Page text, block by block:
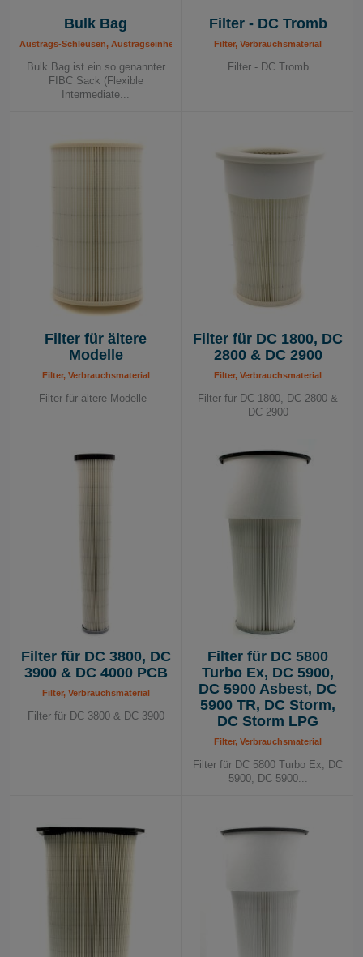
Bulk Bag
Austrags-Schleusen, Austragseinheiten, Plastiksäcke, Verbrauchsmaterial
Bulk Bag ist ein so genannter
FIBC Sack (Flexible
Intermediate...
Filter - DC Tromb
Filter, Verbrauchsmaterial
Filter - DC Tromb
Filter für ältere
Modelle
Filter, Verbrauchsmaterial
Filter für ältere Modelle
Filter für DC 1800, DC
2800 & DC 2900
Filter, Verbrauchsmaterial
Filter für DC 1800, DC 2800 &
DC 2900
Filter für DC 3800, DC
3900 & DC 4000 PCB
Filter, Verbrauchsmaterial
Filter für DC 3800 & DC 3900
Filter für DC 5800
Turbo Ex, DC 5900,
DC 5900 Asbest, DC
5900 TR, DC Storm,
DC Storm LPG
Filter, Verbrauchsmaterial
Filter für DC 5800 Turbo Ex, DC
5900, DC 5900...